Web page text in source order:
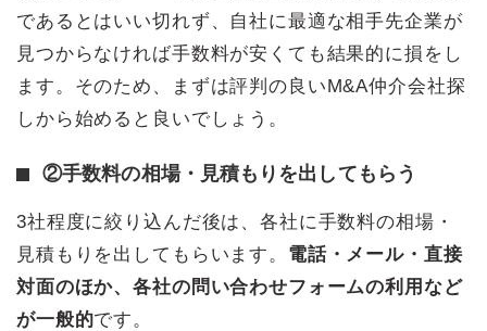
であるとはいい切れず、自社に最適な相手先企業が
見つからなければ手数料が安くても結果的に損をし
ます。そのため、まずは評判の良いM&A仲介会社探
しから始めると良いでしょう。
②手数料の相場・見積もりを出してもらう
3社程度に絞り込んだ後は、各社に手数料の相場・
見積もりを出してもらいます。 電話・メール・直接
対面のほか、各社の問い合わせフォームの利用など
が一般的です。